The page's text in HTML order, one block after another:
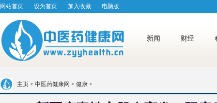
网站首页 设为首页 加入收藏 电脑版
新闻 财经
主页 > 中医药健康网 > 健康 >